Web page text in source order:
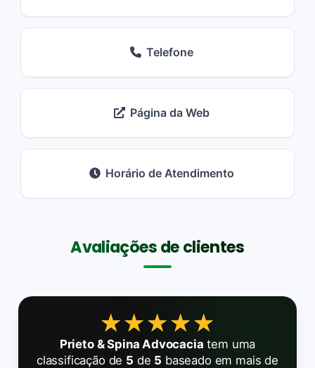
Telefone
Página da Web
Horário de Atendimento
Avaliações de clientes
★★★★★
★★★★★
Prieto & Spina Advocacia tem uma
classificação de 5 de 5 baseado em mais de